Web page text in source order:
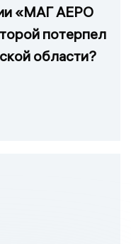
«МАГ АЕРО
потерпел
области?